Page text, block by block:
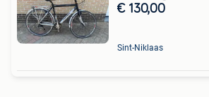
€ 130,00
Sint-Niklaas